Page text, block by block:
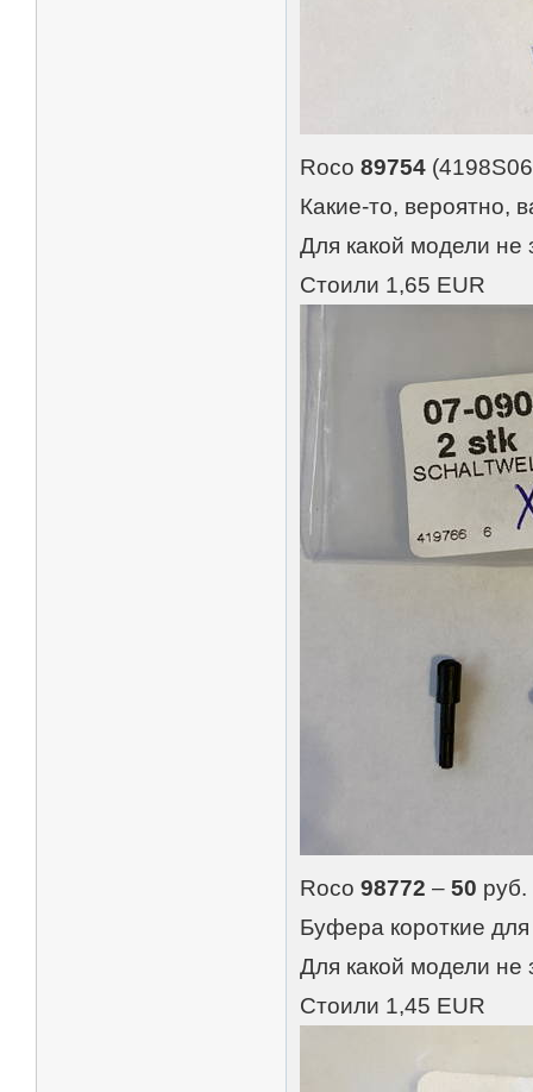
Roco89754
Какие-то, вероятно,
Для какой модели
Стоили 1,65 EUR
Roco98772–50
Буфера короткие для
Для какой модели
Стоили 1,45 EUR